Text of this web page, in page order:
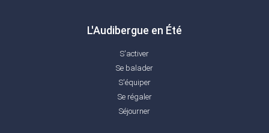
L'Audibergue en Été
S'activer
Se balader
S'équiper
Se régaler
Séjourner